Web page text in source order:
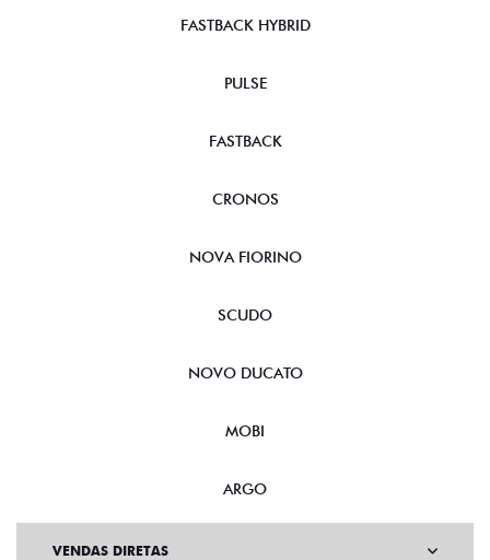
FASTBACK HYBRID
PULSE
FASTBACK
CRONOS
NOVA FIORINO
SCUDO
NOVO DUCATO
MOBI
ARGO
VENDAS DIRETAS